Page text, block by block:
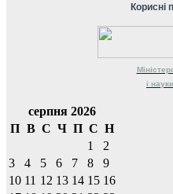
Корисні
і науки
серпня 2026
П В С Ч П С Н
1
2
3
4 5 6 7 8
9
10 11 12 13 14 15 16